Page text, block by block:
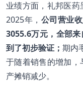
业绩方面，礼邦医
2025年， 公司营业
3055.6万元，全部
到了初步验证； 期内
于随着销售的增加
产摊销减少。